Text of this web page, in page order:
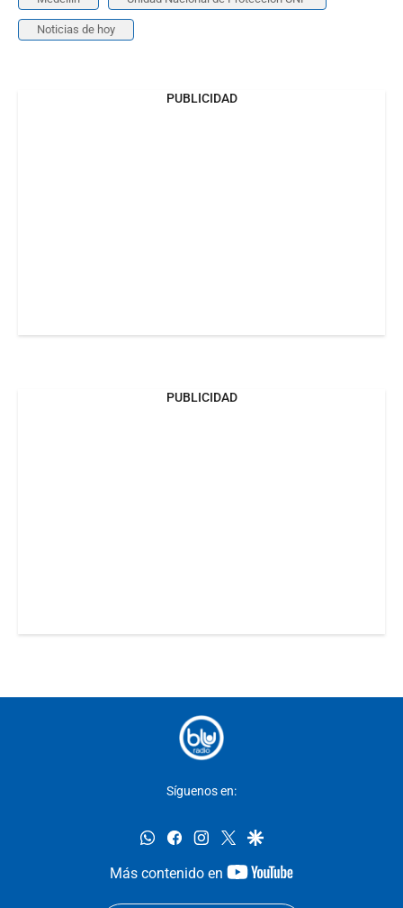
Noticias de hoy
PUBLICIDAD
PUBLICIDAD
Síguenos en:
whatsappfacebookinstagram
twittergoogle
Más contenido en
youtube-